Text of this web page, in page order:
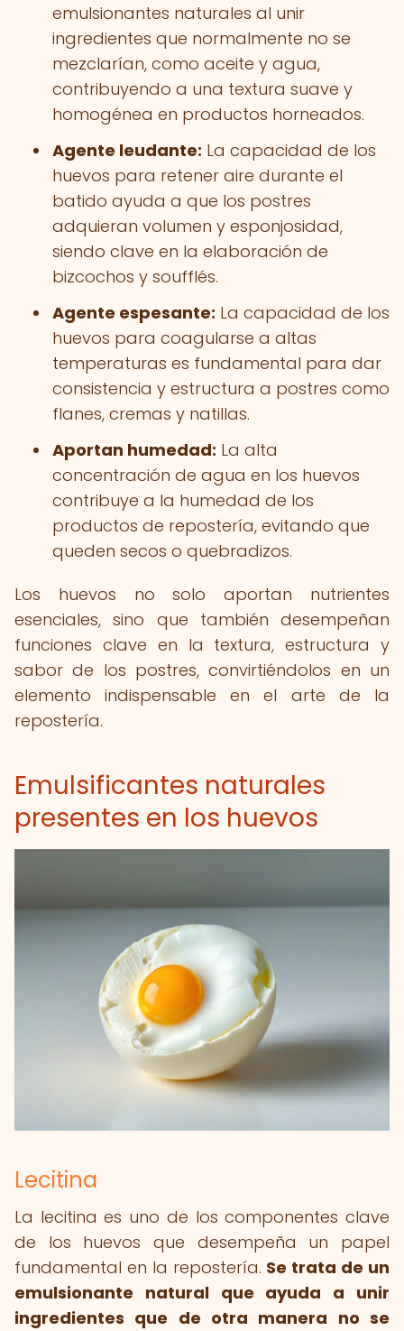
emulsionantes naturales al unir
ingredientes que normalmente no se
mezclarían, como aceite y agua,
contribuyendo a una textura suave y
homogénea en productos horneados.
Agente leudante: La capacidad de los
huevos para retener aire durante el
batido ayuda a que los postres
adquieran volumen y esponjosidad,
siendo clave en la elaboración de
bizcochos y soufflés.
Agente espesante: La capacidad de los
huevos para coagularse a altas
temperaturas es fundamental para dar
consistencia y estructura a postres como
flanes, cremas y natillas.
Aportan humedad: La alta
concentración de agua en los huevos
contribuye a la humedad de los
productos de repostería, evitando que
queden secos o quebradizos.
Los huevos no solo aportan nutrientes
esenciales, sino que también desempeñan
funciones clave en la textura, estructura y
sabor de los postres, convirtiéndolos en un
elemento indispensable en el arte de la
repostería.
Emulsificantes naturales
presentes en los huevos
Lecitina
La lecitina es uno de los componentes clave
de los huevos que desempeña un papel
fundamental en la repostería. Se trata de un
emulsionante natural que ayuda a unir
ingredientes que de otra manera no se